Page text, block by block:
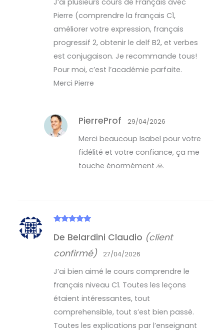
Pierre (comprendre la français C1,
améliorer votre expression, français
progressif 2, obtenir le delf B2, et verbes
est conjugaison. Je recommande tous!
Pour moi, c’est l’académie parfaite.
Merci Pierre
PierreProf 29/04/2026
Merci beaucoup Isabel pour votre
fidélité et votre confiance, ça me
touche énormément 🙏
5
De Belardini Claudio (client
confirmé)
27/04/2026
J’ai bien aimé le cours comprendre le
français niveau C1. Toutes les leçons
étaient intéressantes, tout
comprehensible, tout s’est bien passé.
Toutes les explications par l’enseignant